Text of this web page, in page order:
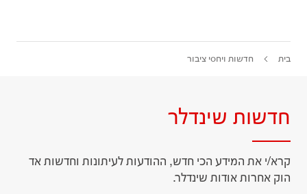
בית חדשות ויחסי ציבור
חדשות שינדלר
קרא/י את המידע הכי חדש, ההודעות לעיתונות וחדשות אד
הוק אחרות אודות שינדלר.